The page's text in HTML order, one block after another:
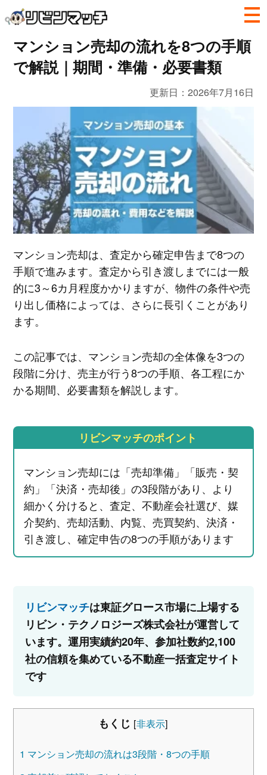
マンション売却の流れを8つの手順
で解説｜期間・準備・必要書類
更新日：2026年7月16日
マンション売却は、査定から確定申告まで8つの
手順で進みます。査定から引き渡しまでには一般
的に3～6カ月程度かかりますが、物件の条件や売
り出し価格によっては、さらに長引くことがあり
ます。
この記事では、マンション売却の全体像を3つの
段階に分け、売主が行う8つの手順、各工程にか
かる期間、必要書類を解説します。
リビンマッチのポイント
マンション売却には「売却準備」「販売・契
約」「決済・売却後」の3段階があり、より
細かく分けると、査定、不動産会社選び、媒
介契約、売却活動、内覧、売買契約、決済・
引き渡し、確定申告の8つの手順があります
リビンマッチは東証グロース市場に上場する
リビン・テクノロジーズ株式会社が運営して
います。運用実績約20年、参加社数約2,100
社の信頼を集めている不動産一括査定サイト
です
もくじ [非表示]
1 マンション売却の流れは3段階・8つの手順